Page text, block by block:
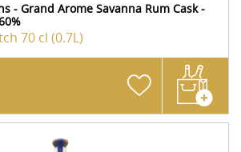
- Grand Arome Savanna Rum Cask -
70 cl (0.7L)